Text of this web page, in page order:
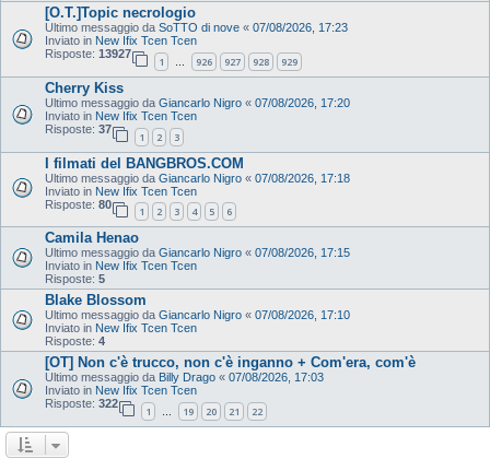
[O.T.]Topic necrologio
Ultimo messaggio da SoTTO di nove « 07/08/2026, 17:23
Inviato in New Ifix Tcen Tcen
Risposte: 13927
1 … 926 927 928 929
Cherry Kiss
Ultimo messaggio da Giancarlo Nigro « 07/08/2026, 17:20
Inviato in New Ifix Tcen Tcen
Risposte: 37
1 2 3
I filmati del BANGBROS.COM
Ultimo messaggio da Giancarlo Nigro « 07/08/2026, 17:18
Inviato in New Ifix Tcen Tcen
Risposte: 80
1 2 3 4 5 6
Camila Henao
Ultimo messaggio da Giancarlo Nigro « 07/08/2026, 17:15
Inviato in New Ifix Tcen Tcen
Risposte: 5
Blake Blossom
Ultimo messaggio da Giancarlo Nigro « 07/08/2026, 17:10
Inviato in New Ifix Tcen Tcen
Risposte: 4
[OT] Non c'è trucco, non c'è inganno + Com'era, com'è
Ultimo messaggio da Billy Drago « 07/08/2026, 17:03
Inviato in New Ifix Tcen Tcen
Risposte: 322
1 … 19 20 21 22